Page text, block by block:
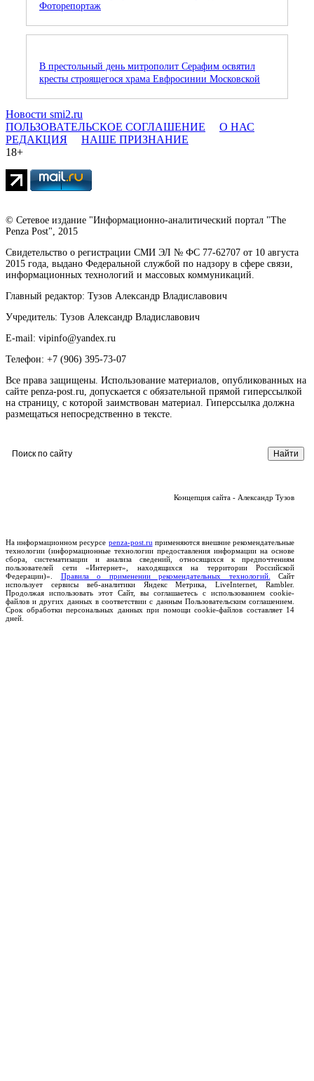
Фоторепортаж
В престольный день митрополит Серафим освятил
кресты строящегося храма Евфросинии Московской
Новости smi2.ru
ПОЛЬЗОВАТЕЛЬСКОЕ СОГЛАШЕНИЕ
О НАС
РЕДАКЦИЯ
НАШЕ ПРИЗНАНИЕ
18+
© Сетевое издание "Информационно-аналитический портал "The
Penza Post", 2015
Свидетельство о регистрации СМИ ЭЛ № ФС 77-62707 от 10 августа
2015 года, выдано Федеральной службой по надзору в сфере связи,
информационных технологий и массовых коммуникаций.
Главный редактор: Тузов Александр Владиславович
Учредитель: Тузов Александр Владиславович
E-mail: vipinfo@yandex.ru
Телефон: +7 (906) 395-73-07
Все права защищены. Использование материалов, опубликованных на
сайте penza-post.ru, допускается с обязательной прямой гиперссылкой
на страницу, с которой заимствован материал. Гиперссылка должна
размещаться непосредственно в тексте.
Концепция сайта - Александр Тузов
На информационном ресурсе penza-post.ru применяются внешние рекомендательные
технологии (информационные технологии предоставления информации на основе
сбора, систематизации и анализа сведений, относящихся к предпочтениям
пользователей сети «Интернет», находящихся на территории Российской
Федерации)». Правила о применении рекомендательных технологий.
Сайт
использует сервисы веб-аналитики Яндекс Метрика, LiveInternet, Rambler.
Продолжая использовать этот Сайт, вы соглашаетесь с использованием cookie-
файлов и других данных в соответствии с данным Пользовательским соглашением.
Срок обработки персональных данных при помощи cookie-файлов составляет 14
дней.